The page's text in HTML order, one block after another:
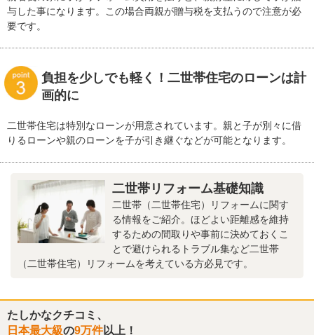
与した事になります。この場合両親が贈与税を支払うので注意が必
要です。
負担を少しでも軽く！二世帯住宅のローンは計
画的に
二世帯住宅は特別なローンが用意されています。親と子が別々に借
りるローンや親のローンを子が引き継ぐなどが可能となります。
二世帯リフォーム基礎知識
二世帯（二世帯住宅）リフォームに関す
る情報をご紹介。ほどよい距離感を維持
するための間取りや事前に決めておくこ
とで避けられるトラブル集など二世帯
（二世帯住宅）リフォームを考えている方必見です。
たしかなクチコミ、
日本最大級の9万件以上！